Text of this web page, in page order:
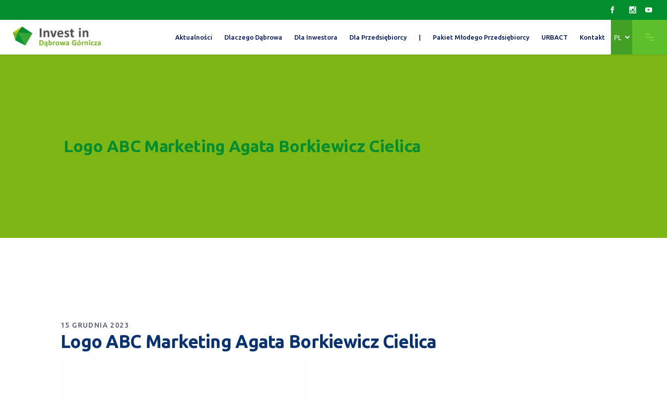
Aktualności Dlaczego Dąbrowa Dla Inwestora Dla Przedsiębiorcy | Pakiet Młodego Przedsiębiorcy URBACT Kontakt
język
Logo ABC Marketing Agata Borkiewicz Cielica
15 GRUDNIA 2023
Logo ABC Marketing Agata Borkiewicz Cielica